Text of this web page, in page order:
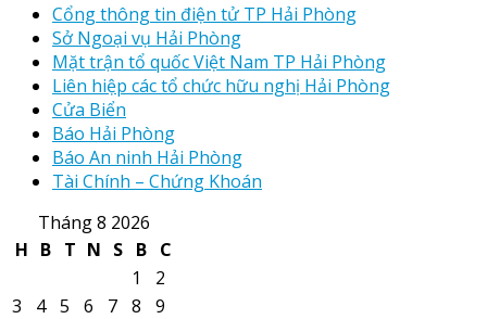
Cổng thông tin điện tử TP Hải Phòng
Sở Ngoại vụ Hải Phòng
Mặt trận tổ quốc Việt Nam TP Hải Phòng
Liên hiệp các tổ chức hữu nghị Hải Phòng
Cửa Biển
Báo Hải Phòng
Báo An ninh Hải Phòng
Tài Chính – Chứng Khoán
Tháng 8 2026
H B T N S B C
1
2
3
4 5 6 7 8
9